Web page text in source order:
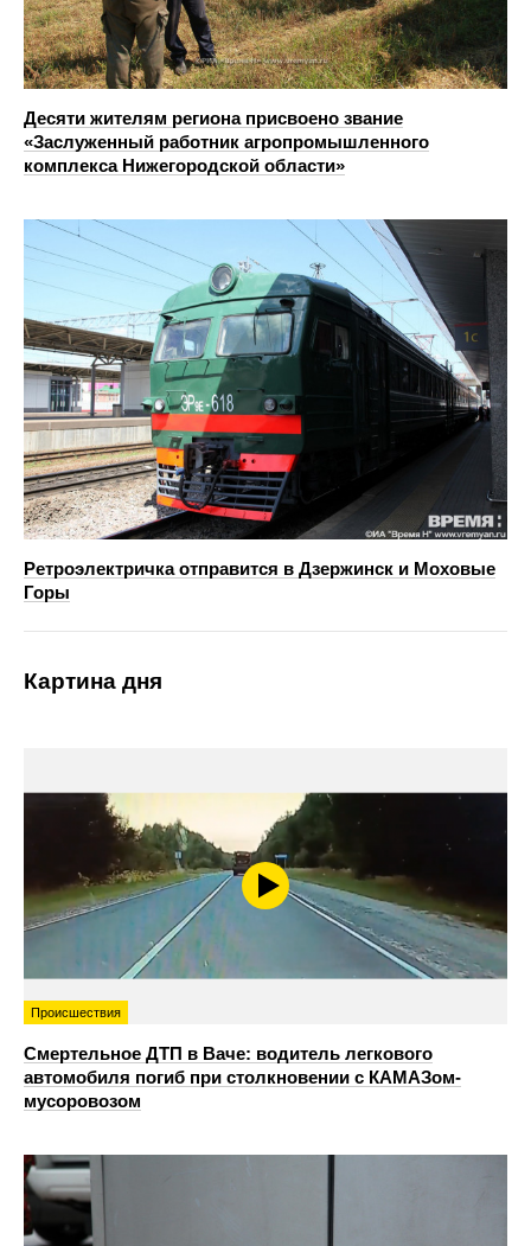
Десяти жителям региона присвоено звание
«Заслуженный работник агропромышленного
комплекса Нижегородской области»
Ретроэлектричка отправится в Дзержинск и Моховые
Горы
Картина дня
Происшествия
Смертельное ДТП в Ваче: водитель легкового
автомобиля погиб при столкновении с КАМАЗом-
мусоровозом